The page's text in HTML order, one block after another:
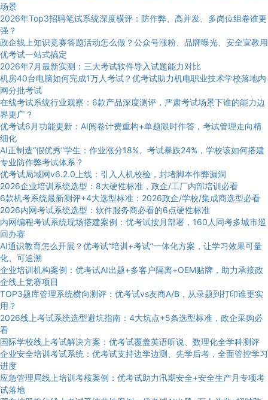
场景
2026年Top3招聘笔试系统深度横评：防作弊、高并发、多岗位组卷谁更
强？
政企线上知识竞赛答题活动怎么做？公众号涨粉、品牌曝光、安全宣教用
优考试一站式搞定
2026年7月最新实测：三大考试软件导入试题能力对比
机房40台电脑如何完成1万人考试？优考试助力机电职业技术学校落地内
网分批考试
在线考试系统行业观察：6款产品深度测评，严肃考试场景下谁的能力边
界更广？
优考试6月功能更新：AI阅卷计费重构+单题限时作答，考试管理走向精
细化
AI正制造“假优秀”学生：作业涨分18%、考试暴跌24%，学校该如何搭建
专业防作弊考试体系？
优考试局域网v6.2.0上线：引入人机校验，封堵脚本作弊漏洞
2026企业培训系统选型：8大硬性标准，政企/工厂内部培训必看
6款机考系统最新测评+4大选型标准：2026政企/学校/集成商选型必看
2026内网考试系统选型：软件服务商必看的6点硬性标准
内网编程考试系统现场搭建案例：优考试按月部署，160人同考多城市巡
回办赛
AI通识教育怎么开展？优考试“培训+考试”一体化方案，让学习效果可量
化、可追溯
企业培训机构案例：优考试AI出题+多客户隔离+OEM贴牌，助力承接政
企线上竞赛项目
TOP3题库管理系统横向测评：优考试vs友商A/B，从录题到打印谁更实
用？
2026线上考试系统选型避坑指南：4大坑点+5条选型标准，政企采购必
看
国际学校线上考试解决方案：优考试覆盖英语听说、数理化全学科测评
企业安全培训考试系统：优考试支持边学边测、先学后考，全面管控学习
进度
应急管理局线上培训考核案例：优考试助力汛期安全+安全生产月专项考
试落地